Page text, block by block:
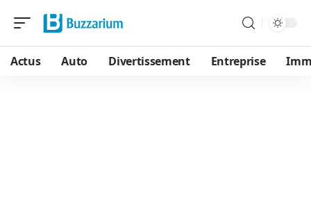
Actus Auto Divertissement Entreprise